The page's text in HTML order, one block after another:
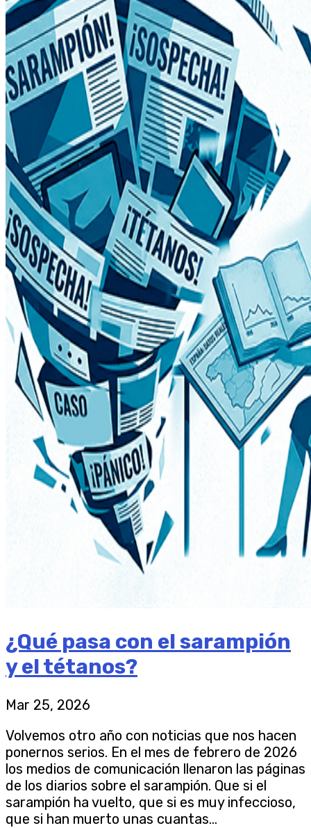
¿Qué pasa con el sarampión
y el tétanos?
Mar 25, 2026
Volvemos otro año con noticias que nos hacen
ponernos serios. En el mes de febrero de 2026
los medios de comunicación llenaron las páginas
de los diarios sobre el sarampión. Que si el
sarampión ha vuelto, que si es muy infeccioso,
que si han muerto unas cuantas...